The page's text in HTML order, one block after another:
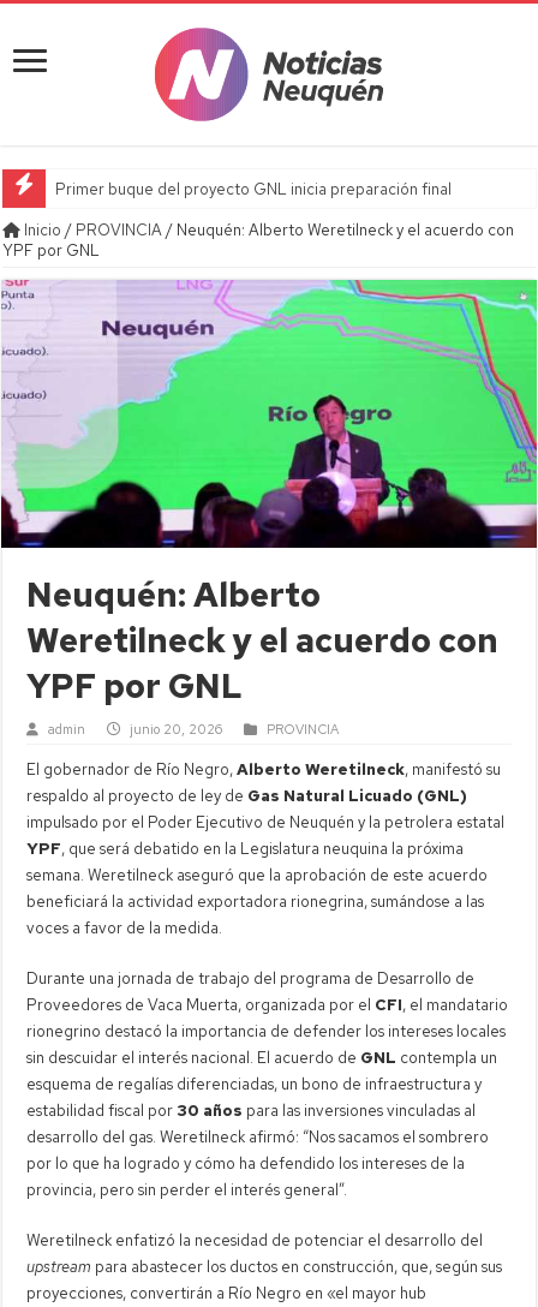
Primer buque del proyecto GNL inicia preparación final
Inicio / PROVINCIA/ Neuquén: Alberto Weretilneck y el acuerdo con
YPF por GNL
Neuquén: Alberto
Weretilneck y el acuerdo con
YPF por GNL
admin junio 20, 2026 PROVINCIA
El gobernador de Río Negro,Alberto Weretilneck, manifestó su
respaldo al proyecto de ley de Gas Natural Licuado (GNL)
impulsado por el Poder Ejecutivo de Neuquén y la petrolera estatal
YPF, que será debatido en la Legislatura neuquina la próxima
semana. Weretilneck aseguró que la aprobación de este acuerdo
beneficiará la actividad exportadora rionegrina, sumándose a las
voces a favor de la medida.
Durante una jornada de trabajo del programa de Desarrollo de
Proveedores de Vaca Muerta, organizada por el CFI, el mandatario
rionegrino destacó la importancia de defender los intereses locales
sin descuidar el interés nacional. El acuerdo de GNL contempla un
esquema de regalías diferenciadas, un bono de infraestructura y
estabilidad fiscal por 30 años para las inversiones vinculadas al
desarrollo del gas. Weretilneck afirmó: “Nos sacamos el sombrero
por lo que ha logrado y cómo ha defendido los intereses de la
provincia, pero sin perder el interés general”.
Weretilneck enfatizó la necesidad de potenciar el desarrollo del
upstream para abastecer los ductos en construcción, que, según sus
proyecciones, convertirán a Río Negro en «el mayor hub